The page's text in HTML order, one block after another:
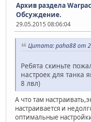
Архив раздела
Обсуждение.
29.05.2015 08:06:04
Цитата: paha88 от
Ребята скиньте
настроек для танка
8 лвл)
А что там
настраивается и
оптимальные